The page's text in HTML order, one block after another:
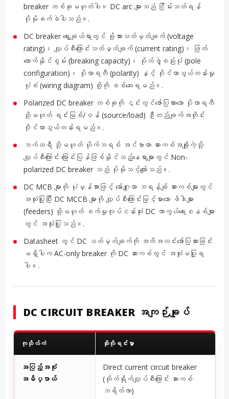
breaker တစ်ခုမဟုတ်ပါ။ DC arc များသည် ငြိမ်းသတ်ရန်
ပိုမိုခက်ခဲပါသည်။.
DC breaker ရွေးချယ်ရာတွင် ဗို့အားသတ်မှတ်ချက် (voltage
rating)၊ လျှပ်စီးကြောင်းသတ်မှတ်ချက် (current rating)၊ ဖြတ်
တောက်နိုင်စွမ်း (breaking capacity)၊ ပိုလ်ဖွဲ့စည်းပုံ (pole
configuration)၊ ပိုလာရတီ (polarity) နှင့် ဝိုင်ယာသွယ်တန်းမှု
ပုံစံ (wiring diagram) တို့ကို စစ်ဆေးရမည်။.
Polarized DC breaker တစ်ခုကို ၎င်းတွင်ဖော်ပြထားသော ပိုလာရတီ
သို့မဟုတ် ရင်းမြစ်/ဝန် (source/load) ဦးတည်ချက်အတိုင်း
ဝိုင်ယာသွယ်တန်းရမည်။.
ဘက်ထရီ သို့မဟုတ် ဟိုက်ဘရစ် အင်ဗာတာ ဆားကစ်အချို့ကဲ့သို့
လျှပ်စီးကြောင်း ပြောင်းပြန်ဖြစ်နိုင်သည့်နေရာများတွင် Non-
polarized DC breaker သည် ပိုမိုသင့်လျော်သည်။.
DC MCB များကို ပုံမှန်အားဖြင့် မော်ဂျူလာ ဘရန့်ချ် ဆားကစ်များတွင်
အသုံးပြုပြီး DC MCCB များကို လျှပ်စီးကြောင်းမြင့်မားသော ဖိဒါများ
(feeders) သို့မဟုတ် စက်မှုလုပ်ငန်းသုံး DC ကာကွယ်ရေးစနစ်များ
တွင် အသုံးပြုသည်။.
Datasheet တွင် DC သတ်မှတ်ချက်ကို အတိအလင်းဖော်ပြထားခြင်း
မရှိပါက AC-only breaker ကို DC ဆားကစ်တွင် အသုံးမပြုရ
ပါ။.
DC CIRCUIT BREAKER အကျဉ်းချုပ်
ကုသိုလ်ကံ ဆိုလိုရင်းမှာ
အပြည့်အစုံ
အဓိပ္ပာယ်
Direct current circuit breaker
(တိုက်ရိုက်လျှပ်စီးကြောင်း ဆားကစ်
ဘရိတ်ကာ)